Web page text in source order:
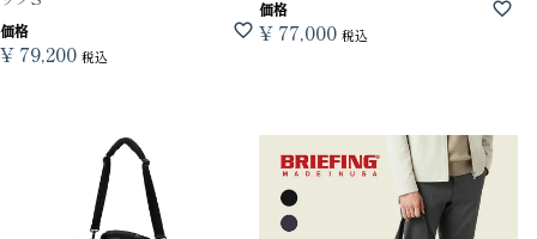
価格
¥ 79,200 税込
価格
¥ 77,000 税込